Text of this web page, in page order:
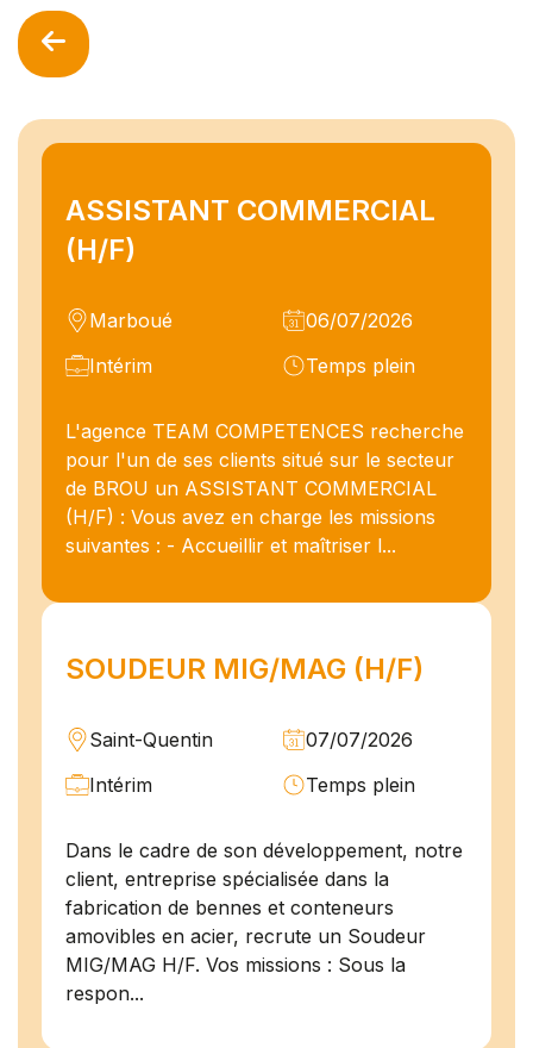
ASSISTANT COMMERCIAL
(H/F)
Marboué
06/07/2026
Intérim
Temps plein
L'agence TEAM COMPETENCES recherche
pour l'un de ses clients situé sur le secteur
de BROU un ASSISTANT COMMERCIAL
(H/F) : Vous avez en charge les missions
suivantes : - Accueillir et maîtriser l...
SOUDEUR MIG/MAG (H/F)
Saint-Quentin
07/07/2026
Intérim
Temps plein
Dans le cadre de son développement, notre
client, entreprise spécialisée dans la
fabrication de bennes et conteneurs
amovibles en acier, recrute un Soudeur
MIG/MAG H/F. Vos missions : Sous la
respon...